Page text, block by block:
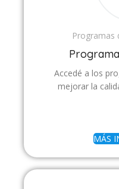
Programas
Accedé a los
mejorar la
MÁS